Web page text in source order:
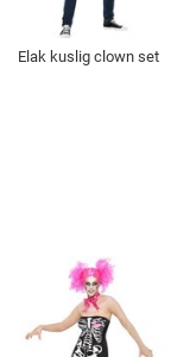
Elak kuslig clown set